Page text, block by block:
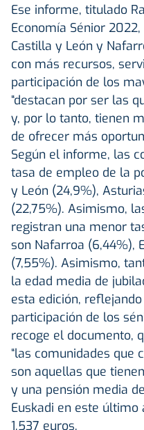
Ese informe, titulado
Economía Sénior
Castilla y León y
con más recursos,
participación de los
“destacan por ser las
y, por lo tanto, tienen
de ofrecer más
Según el informe, las
tasa de empleo de la
y León (24,9%),
(22,75%). Asimismo,
registran una menor
son Nafarroa (6,44%),
(7,55%). Asimismo,
la edad media de
esta edición,
participación de los
recoge el documento,
“las comunidades que
son aquellas que
y una pensión media
Euskadi en este último
1.537 euros.